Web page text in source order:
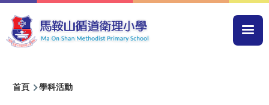
移至主內容
導
首頁 學科活動